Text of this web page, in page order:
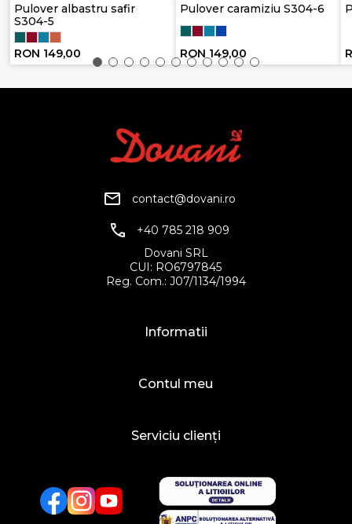
Pulover albastru safir
S304-5
RON 149,00
Pulover caramiziu S304-6
RON 149,00
contact@dovani.ro
+40 785 218 909
Dovani SRL
CUI: RO6797845
Reg. Com.: J07/1134/1994
Informatii
Contul meu
Serviciu clienți
FacebookTwitterYouTube